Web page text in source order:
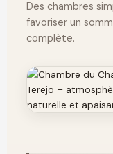
Des chambres
favoriser un
complète.